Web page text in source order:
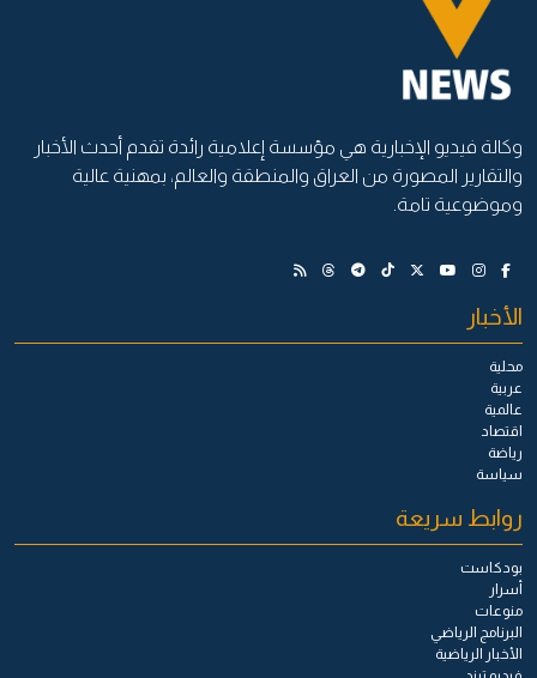
وكالة فيديو الإخبارية هي مؤسسة إعلامية رائدة تقدم أحدث الأخبار
والتقارير المصورة من العراق والمنطقة والعالم، بمهنية عالية
وموضوعية تامة.
الأخبار
محلية
عربية
عالمية
اقتصاد
رياضة
سياسة
روابط سريعة
بودكاست
أسرار
منوعات
البرنامج الرياضي
الأخبار الرياضية